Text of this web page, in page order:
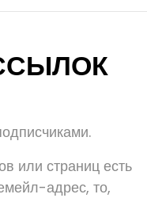
или страниц есть
адрес, то,